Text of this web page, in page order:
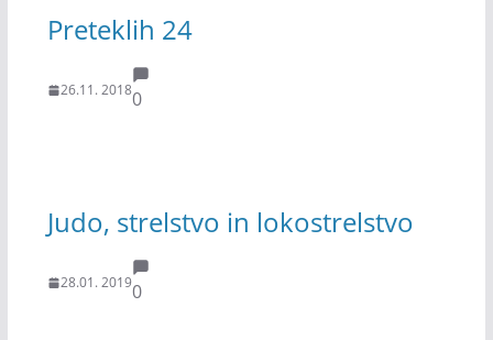
Preteklih 24
26.11. 20180
Judo, strelstvo in lokostrelstvo
28.01. 20190